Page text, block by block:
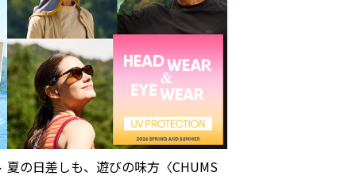
夏の日差しも、遊びの味方〈CHUMS